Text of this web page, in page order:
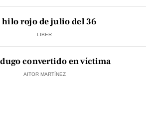
hilo rojo de julio del 36
LIBER
convertido en víctima
AITOR MARTÍNEZ